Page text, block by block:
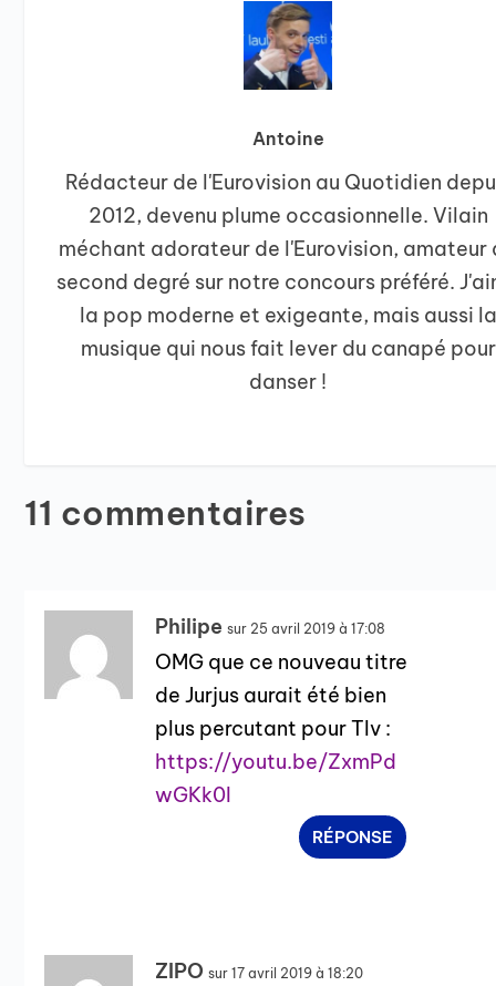
Antoine
Rédacteur de l'Eurovision au Quotidien
2012, devenu plume occasionnelle. Vilain
méchant adorateur de l'Eurovision, amateur
second degré sur notre concours préféré.
la pop moderne et exigeante, mais aussi la
musique qui nous fait lever du canapé pour
danser !
11 commentaires
Philipe sur 25 avril 2019 à 17:08
OMG que ce nouveau titre
de Jurjus aurait été bien
plus percutant pour Tlv :
https://youtu.be/ZxmPd
wGKk0I
RÉPONSE
ZIPO sur 17 avril 2019 à 18:20